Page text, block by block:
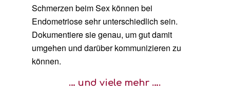
Schmerzen beim Sex können bei
Endometriose sehr unterschiedlich sein.
Dokumentiere sie genau, um gut damit
umgehen und darüber kommunizieren zu
können.
… und viele mehr ….